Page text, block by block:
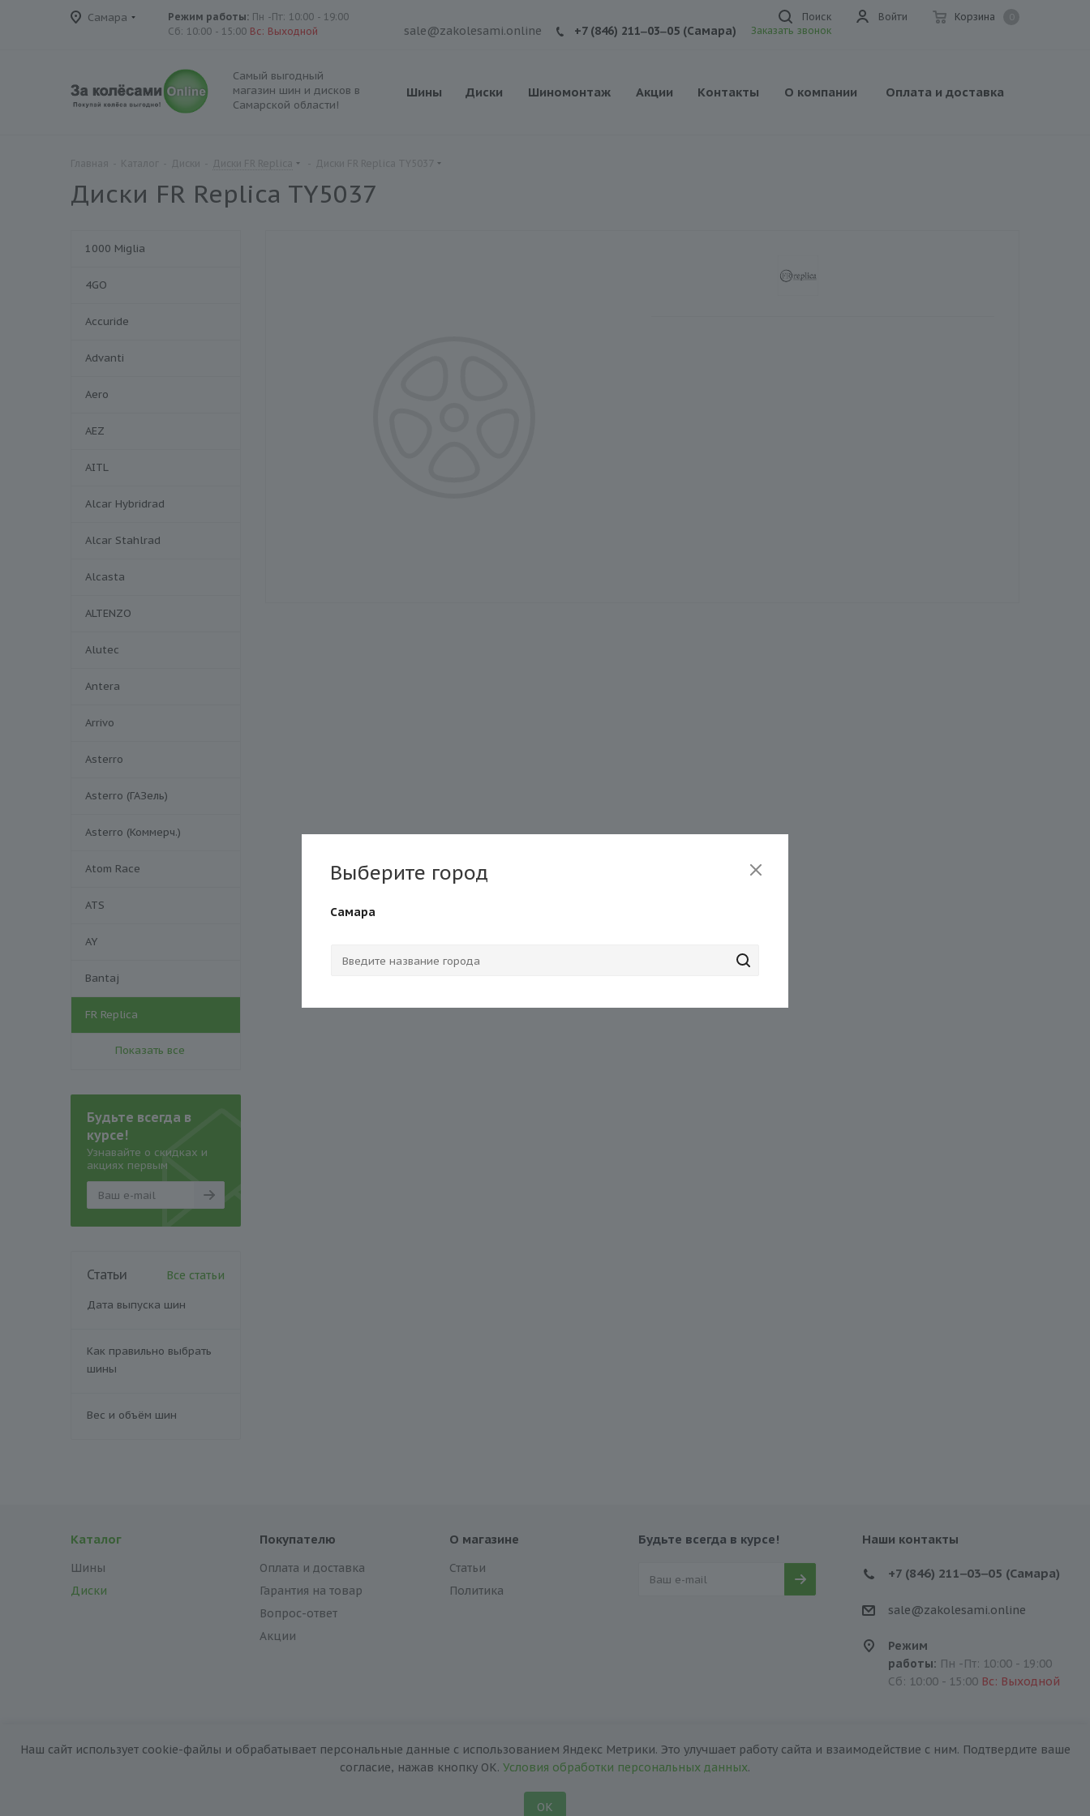
Самара Корзина
Войти
Режим работы: Пн -Пт: 10:00 - 19:00
Сб: 10:00 - 15:00 Вс: Выходной
Поиск
sale@zakolesami.online +7 (846) 211‒03‒05 (Самара) Заказать звонок
Самый выгодный
магазин шин и дисков в
Самарской области!
Шины Диски Шиномонтаж Акции Контакты О компании Оплата и доставка
Диски FR Replica TY5037
1000 Miglia
4GO
Accuride
Advanti
Aero
AEZ
AITL
Alcar Hybridrad
Alcar Stahlrad
Alcasta
ALTENZO
Alutec
Antera
Arrivo
Asterro
Asterro (ГАЗель)
Asterro (Коммерч.)
Atom Race
ATS
AY
Bantaj
FR Replica
Показать все
Будьте всегда в
курсе!
Узнавайте о скидках и
акциях первым
Статьи Все статьи
Дата выпуска шин
Как правильно выбрать
шины
Вес и объём шин
Каталог
Шины
Диски
Покупателю
Оплата и доставка
Гарантия на товар
Вопрос-ответ
Акции
О магазине
Статьи
Политика
Будьте всегда в курсе! Наши контакты
+7 (846) 211‒03‒05 (Самара)
sale@zakolesami.online
Режим
работы: Пн -Пт: 10:00 - 19:00
Сб: 10:00 - 15:00 Вс: Выходной
Наш сайт использует cookie-файлы и обрабатывает персональные данные с использованием Яндекс Метрики. Это улучшает работу сайта и взаимодействие с ним. Подтвердите ваше
согласие, нажав кнопку ОК. Условия обработки персональных данных.
ОК
Выберите город
Самара